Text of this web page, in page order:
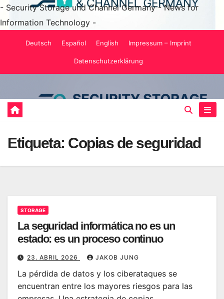
- Security Storage und Channel Germany - News for
Information Technology -
Deutsch Español English Impressum – Imprint
Datenschutzerklärung
Etiqueta: Copias de seguridad
STORAGE
La seguridad informática no es un
estado: es un proceso continuo
23. ABRIL 2026 JAKOB JUNG
La pérdida de datos y los ciberataques se
encuentran entre los mayores riesgos para las